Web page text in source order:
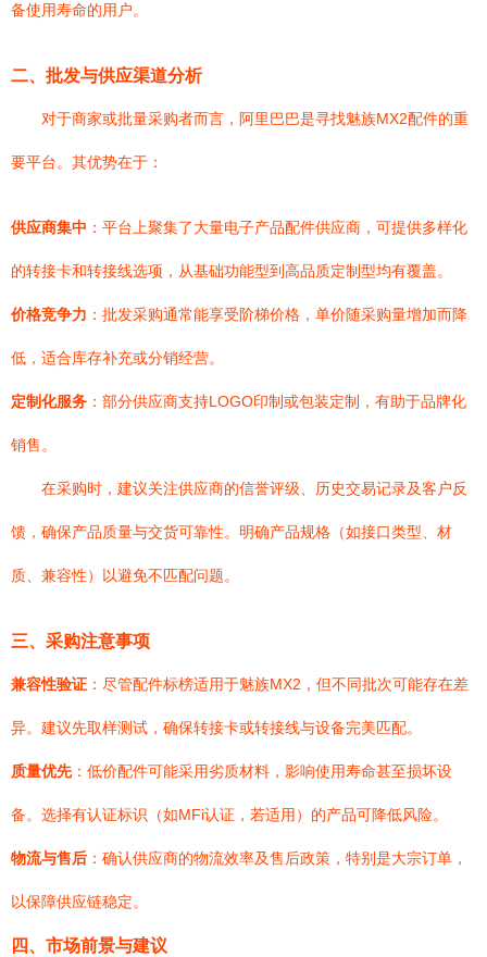
备使用寿命的用户。
二、批发与供应渠道分析
对于商家或批量采购者而言，阿里巴巴是寻找魅族MX2配件的重
要平台。其优势在于：
供应商集中 ：平台上聚集了大量电子产品配件供应商，可提供多样化
的转接卡和转接线选项，从基础功能型到高品质定制型均有覆盖。
价格竞争力 ：批发采购通常能享受阶梯价格，单价随采购量增加而降
低，适合库存补充或分销经营。
定制化服务 ：部分供应商支持LOGO印制或包装定制，有助于品牌化
销售。
在采购时，建议关注供应商的信誉评级、历史交易记录及客户反
馈，确保产品质量与交货可靠性。明确产品规格（如接口类型、材
质、兼容性）以避免不匹配问题。
三、采购注意事项
兼容性验证 ：尽管配件标榜适用于魅族MX2，但不同批次可能存在差
异。建议先取样测试，确保转接卡或转接线与设备完美匹配。
质量优先：低价配件可能采用劣质材料，影响使用寿命甚至损坏设
备。选择有认证标识（如MFi认证，若适用）的产品可降低风险。
物流与售后 ：确认供应商的物流效率及售后政策，特别是大宗订单，
以保障供应链稳定。
四、市场前景与建议